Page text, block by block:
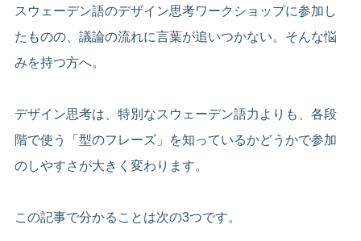
スウェーデン語のデザイン思考ワークショップに参加し
たものの、議論の流れに言葉が追いつかない。そんな悩
みを持つ方へ。
デザイン思考は、特別なスウェーデン語力よりも、各段
階で使う「型のフレーズ」を知っているかどうかで参加
のしやすさが大きく変わります。
この記事で分かることは次の3つです。